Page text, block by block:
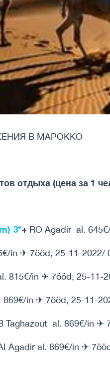
В МАРОККО
отдыха (цена за 1
3*+ RO Agadir al.
in ✈ 7ööd, 25-11-2022/
815€/in ✈ 7ööd, 25-11-
869€/in ✈ 7ööd, 25-11-
Taghazout al. 869€/in ✈
Agadir al. 869€/in ✈